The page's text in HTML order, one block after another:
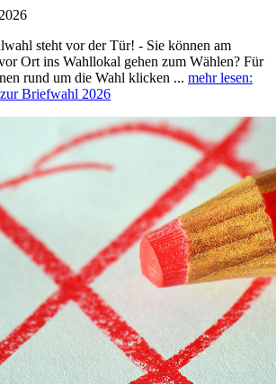
steht vor der Tür! - Sie können am
Ort ins Wahllokal gehen zum Wählen? Für
rund um die Wahl klicken ... mehr lesen:
Briefwahl 2026